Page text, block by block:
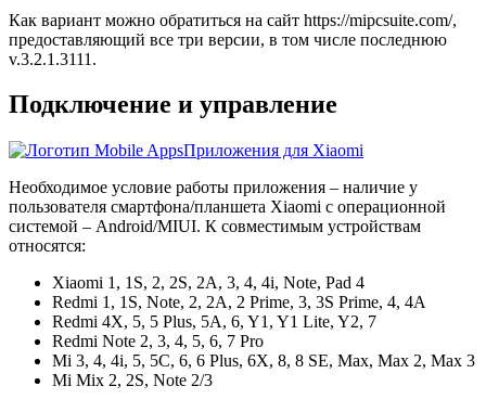
Как вариант можно обратиться на сайт https://mipcsuite.com/,
предоставляющий все три версии, в том числе последнюю
v.3.2.1.3111.
Подключение и управление
Приложения для Xiaomi
Необходимое условие работы приложения – наличие у
пользователя смартфона/планшета Xiaomi с операционной
системой – Android/MIUI. К совместимым устройствам
относятся:
Xiaomi 1, 1S, 2, 2S, 2A, 3, 4, 4i, Note, Pad 4
Redmi 1, 1S, Note, 2, 2A, 2 Prime, 3, 3S Prime, 4, 4A
Redmi 4X, 5, 5 Plus, 5A, 6, Y1, Y1 Lite, Y2, 7
Redmi Note 2, 3, 4, 5, 6, 7 Pro
Mi 3, 4, 4i, 5, 5C, 6, 6 Plus, 6X, 8, 8 SE, Max, Max 2, Max 3
Mi Mix 2, 2S, Note 2/3